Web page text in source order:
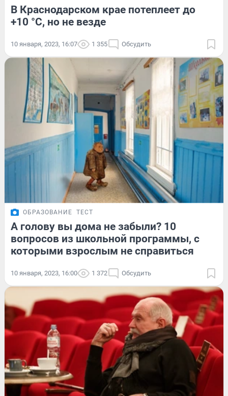
В Краснодарском крае потеплеет до
+10 °С, но не везде
10 января, 2023, 16:07 1 355 Обсудить
ОБРАЗОВАНИЕ ТЕСТ
А голову вы дома не забыли? 10
вопросов из школьной программы, с
которыми взрослым не справиться
10 января, 2023, 16:00 1 372 Обсудить